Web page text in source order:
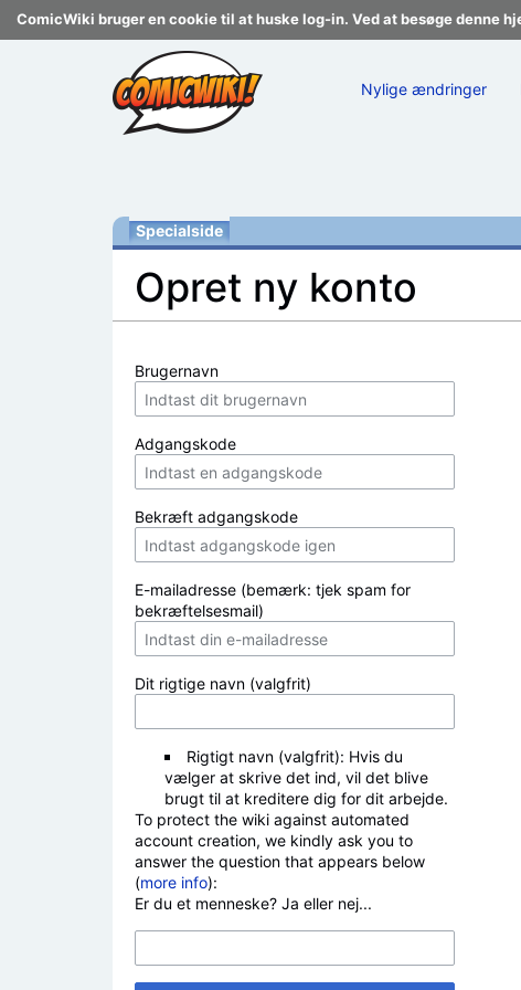
ComicWiki bruger en cookie til at huske log-in. Ved at besøge denne
Nylige ændringer
Specialside
Opret ny konto
Brugernavn
Adgangskode
Bekræft adgangskode
E-mailadresse (bemærk: tjek spam for
bekræftelsesmail)
Dit rigtige navn (valgfrit)
Rigtigt navn (valgfrit): Hvis du
vælger at skrive det ind, vil det blive
brugt til at kreditere dig for dit arbejde.
To protect the wiki against automated
account creation, we kindly ask you to
answer the question that appears below
(more info):
Er du et menneske? Ja eller nej...